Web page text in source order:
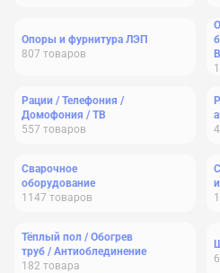
Опоры и фурнитура ЛЭП
807 товаров
Рации / Телефония /
Домофония / ТВ
557 товаров
Сварочное
оборудование
1147 товаров
Тёплый пол / Обогрев
труб / Антиоблединение
182 товара